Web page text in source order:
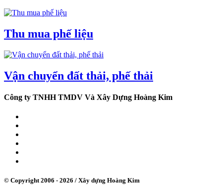
Thu mua phế liệu
Vận chuyển đất thải, phế thải
Công ty TNHH TMDV Và Xây Dựng Hoàng Kim
© Copyright 2006 - 2026 / Xây dựng Hoàng Kim